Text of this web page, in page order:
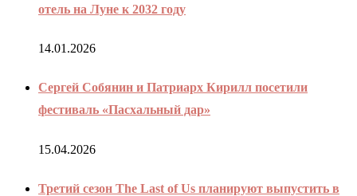
отель на Луне к 2032 году
14.01.2026
Сергей Собянин и Патриарх Кирилл посетили
фестиваль «Пасхальный дар»
15.04.2026
Третий сезон The Last of Us планируют выпустить в